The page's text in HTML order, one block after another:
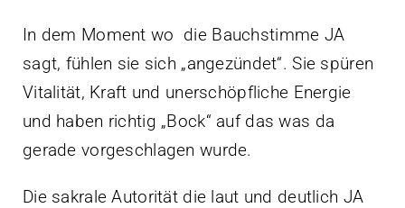
In dem Moment wo die Bauchstimme JA
sagt, fühlen sie sich „angezündet“. Sie spüren
Vitalität, Kraft und unerschöpfliche Energie
und haben richtig „Bock“ auf das was da
gerade vorgeschlagen wurde.
Die sakrale Autorität die laut und deutlich JA